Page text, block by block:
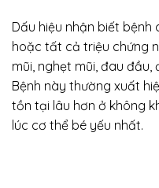
Dấu hiệu nhận biết
hoặc tất cả triệu chứng
mũi, nghẹt mũi, đau đầu,
Bệnh này thường xuất
tồn tại lâu hơn ở không
lúc cơ thể bé yếu nhất.